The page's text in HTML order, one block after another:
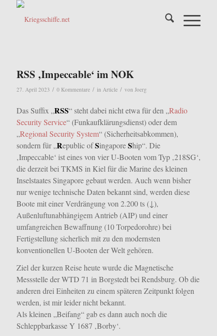
RSS ‚Impeccable‘ im NOK
27. April 2023 / 0 Kommentare / in Article / von Joerg
Das Suffix „RSS“ steht dabei nicht etwa für den „Radio
Security Service“ (Funkaufklärungsdienst) oder dem
„Regional Security System“ (Sicherheitsabkommen),
sondern für „Republic ofSingaporeShip“. Die
‚Impeccable‘ ist eines von vier U-Booten vom Typ ‚218SG‘,
die derzeit bei TKMS in Kiel für die Marine des kleinen
Inselstaates Singapore gebaut werden. Auch wenn bisher
nur wenige technische Daten bekannt sind, werden diese
Boote mit einer Verdrängung von 2.200 ts (↓),
Außenluftunabhängigem Antrieb (AIP) und einer
umfangreichen Bewaffnung (10 Torpedorohre) bei
Fertigstellung sicherlich mit zu den modernsten
konventionellen U-Booten der Welt gehören.
Ziel der kurzen Reise heute wurde die Magnetische
Messstelle der WTD 71 in Borgstedt bei Rendsburg. Ob die
anderen drei Einheiten zu einem späteren Zeitpunkt folgen
werden, ist mir leider nicht bekannt.
Als kleinen „Beifang“ gab es dann auch noch die
Schleppbarkasse Y 1687 ‚Borby‘.